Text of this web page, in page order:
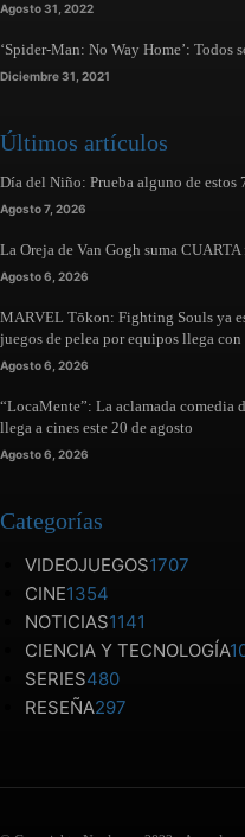
Agosto 31, 2022
‘Spider-Man: No Way Home’: Todos
Diciembre 31, 2021
Últimos artículos
Día del Niño: Prueba alguno de
Agosto 7, 2026
La Oreja de Van Gogh suma
Agosto 6, 2026
MARVEL Tōkon: Fighting Souls ya
juegos de pelea por equipos llega con
Agosto 6, 2026
“LocaMente”: La aclamada comedia
llega a cines este 20 de agosto
Agosto 6, 2026
Categorías
VIDEOJUEGOS1707
CINE1354
NOTICIAS1141
CIENCIA Y TECNOLOGÍA
SERIES480
RESEÑA297